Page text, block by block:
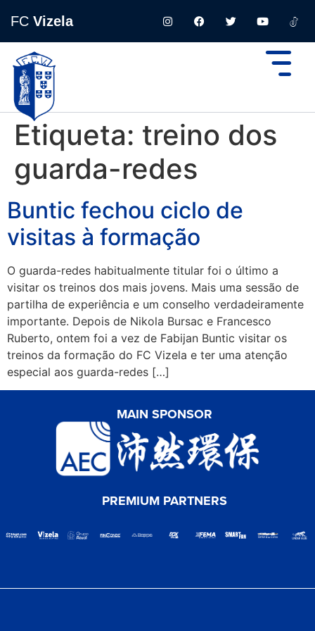
FC Vizela
Etiqueta: treino dos
guarda-redes
Buntic fechou ciclo de
visitas à formação
O guarda-redes habitualmente titular foi o último a
visitar os treinos dos mais jovens. Mais uma sessão de
partilha de experiência e um conselho verdadeiramente
importante. Depois de Nikola Bursac e Francesco
Ruberto, ontem foi a vez de Fabijan Buntic visitar os
treinos da formação do FC Vizela e ter uma atenção
especial aos guarda-redes […]
MAIN SPONSOR
PREMIUM PARTNERS